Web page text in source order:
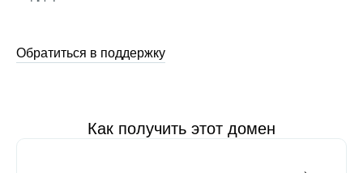
Обратиться в поддержку
Как получить этот домен